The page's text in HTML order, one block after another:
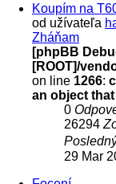
Koupím na
od užívateľa
Zháňam
[phpBB
[ROOT]/
on line 1266:
an object
0
26294
29 Mar